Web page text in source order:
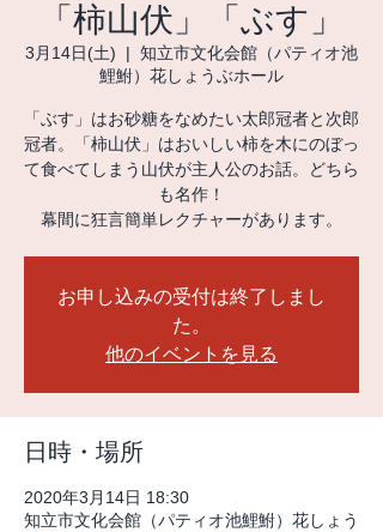
「柿山伏」「ぶす」
3月14日(土)
  |
知立市文化会館（パティオ池
鯉鮒）花しょうぶホール
「ぶす」はお砂糖をなめたい太郎冠者と次郎
冠者。「柿山伏」はおいしい柿を木にのぼっ
て食べてしまう山伏が主人公のお話。どちら
も名作！
幕間に狂言簡単レクチャーがあります。
お申し込みの受付は終了しまし
た。
他のイベントを見る
日時・場所
2020年3月14日 18:30
知立市文化会館（パティオ池鯉鮒）花しょう